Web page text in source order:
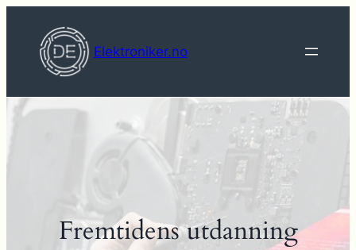
innhold
Elektroniker.no
Fremtidens utdanning